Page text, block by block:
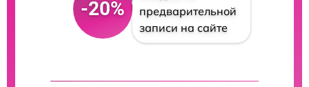
-20%
предварительной
записи на сайте